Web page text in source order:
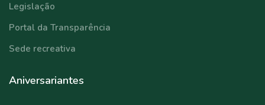
Legislação
Portal da Transparência
Sede recreativa
Aniversariantes